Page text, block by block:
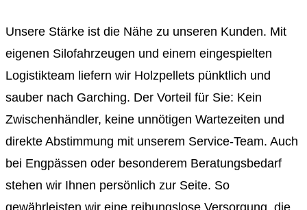
Unsere Stärke ist die Nähe zu unseren Kunden. Mit
eigenen Silofahrzeugen und einem eingespielten
Logistikteam liefern wir Holzpellets pünktlich und
sauber nach Garching. Der Vorteil für Sie: Kein
Zwischenhändler, keine unnötigen Wartezeiten und
direkte Abstimmung mit unserem Service-Team. Auch
bei Engpässen oder besonderem Beratungsbedarf
stehen wir Ihnen persönlich zur Seite. So